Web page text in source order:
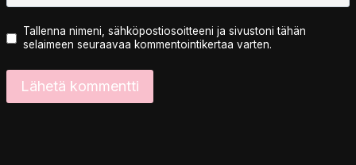
Tallenna nimeni, sähköpostiosoitteeni ja sivustoni tähän
selaimeen seuraavaa kommentointikertaa varten.